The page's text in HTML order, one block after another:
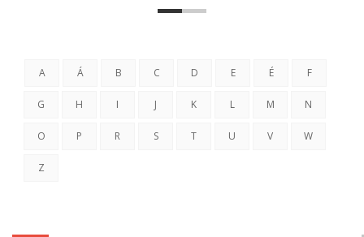
A Á B C D E É F
G H I J K L M N
O P R S T U V W
Z